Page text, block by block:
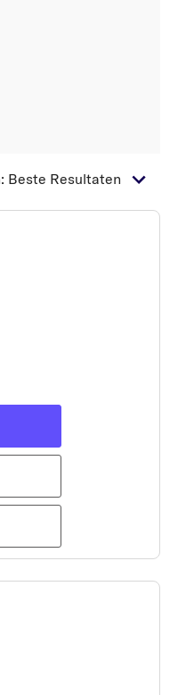
Beste Resultaten